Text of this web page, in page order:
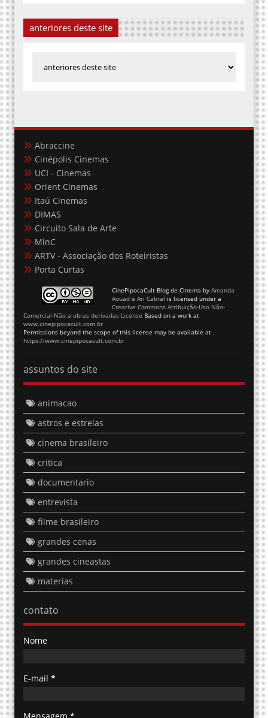
anteriores deste site
Abraccine
Cinépolis Cinemas
UCI - Cinemas
Orient Cinemas
Itaú Cinemas
DIMAS
Circuito Sala de Arte
MinC
ARTV - Associação dos Roteiristas
Porta Curtas
CinePipocaCult Blog de Cinema by Amanda
Aouad e Ari Cabral is licensed under a
Creative Commons Atribuição-Uso Não-
Comercial-Não a obras derivadas License Based on a work at
www.cinepipocacult.com.br
Permissions beyond the scope of this license may be available at
https://www.cinepipocacult.com.br
assuntos do site
animacao
astros e estrelas
cinema brasileiro
critica
documentario
entrevista
filme brasileiro
grandes cenas
grandes cineastas
materias
contato
Nome
E-mail *